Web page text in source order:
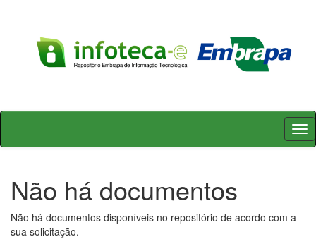
Skip
Não há documentos
Não há documentos disponíveis no repositório de acordo com a
sua solicitação.